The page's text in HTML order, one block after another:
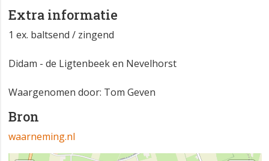
Extra informatie
1 ex. baltsend / zingend
Didam - de Ligtenbeek en Nevelhorst
Waargenomen door: Tom Geven
Bron
waarneming.nl